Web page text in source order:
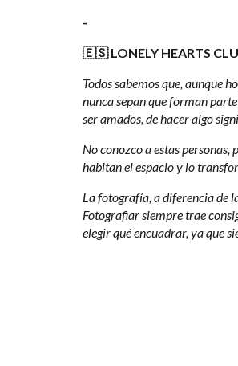
-
🇪🇸LONELY HEARTS
Todos sabemos que, aunque
nunca sepan que forman
ser amados, de hacer algo
No conozco a estas
habitan el espacio y lo
La fotografía, a diferencia de
Fotografiar siempre trae
elegir qué encuadrar, ya que